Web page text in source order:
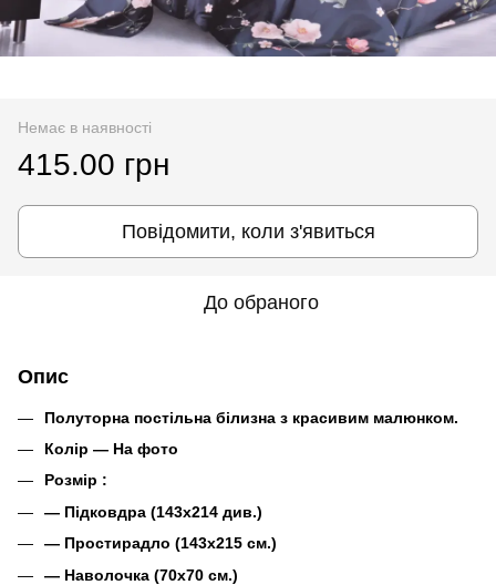
Немає в наявності
415.00 грн
Повідомити, коли з'явиться
До обраного
Опис
Полуторна постільна білизна з красивим малюнком.
Колір ― На фото
Розмір :
— Підковдра (143х214 див.)
— Простирадло (143х215 см.)
— Наволочка (70х70 см.)